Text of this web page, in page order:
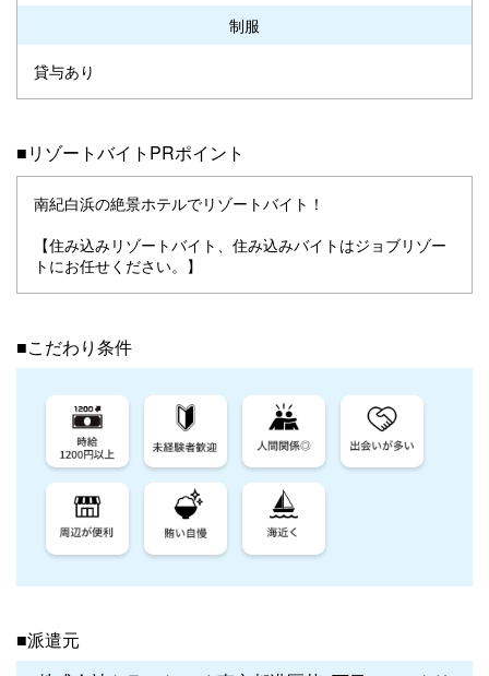
制服
貸与あり
■リゾートバイトPRポイント
南紀白浜の絶景ホテルでリゾートバイト！
【住み込みリゾートバイト、住み込みバイトはジョブリゾー
トにお任せください。】
■こだわり条件
■派遣元